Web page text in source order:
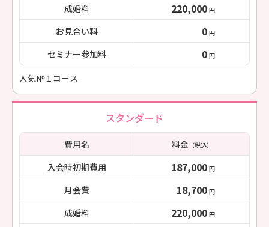
成婚料 220,000 円
お見合い料 0 円
セミナー参加料 0 円
人気№１コース
スタンダード
費用名 料金（税込）
入会時初期費用 187,000 円
月会費 18,700 円
成婚料 220,000 円